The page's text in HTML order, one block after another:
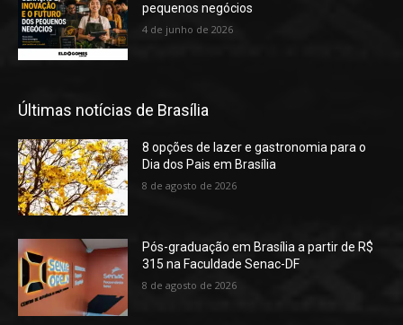
pequenos negócios
4 de junho de 2026
Últimas notícias de Brasília
8 opções de lazer e gastronomia para o
Dia dos Pais em Brasília
8 de agosto de 2026
Pós-graduação em Brasília a partir de R$
315 na Faculdade Senac-DF
8 de agosto de 2026